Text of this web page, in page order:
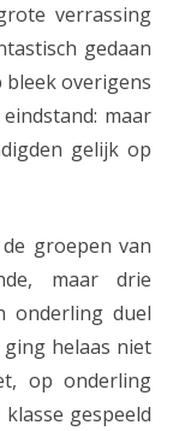
verrassing
gedaan
bleek overigens
maar
gelijk op
groepen van
maar drie
onderling duel
helaas niet
op onderling
gespeeld